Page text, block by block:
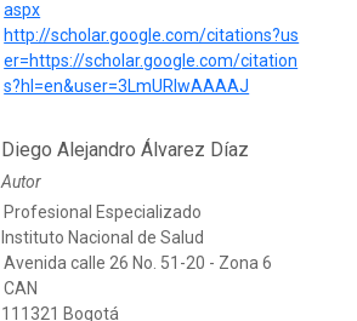
aspx
http://scholar.google.com/citations?us
er=https://scholar.google.com/citation
s?hl=en&user=3LmURIwAAAAJ
Diego Alejandro Álvarez Díaz
Autor
Profesional Especializado
Instituto Nacional de Salud
Avenida calle 26 No. 51-20 - Zona 6
CAN
111321 Bogotá